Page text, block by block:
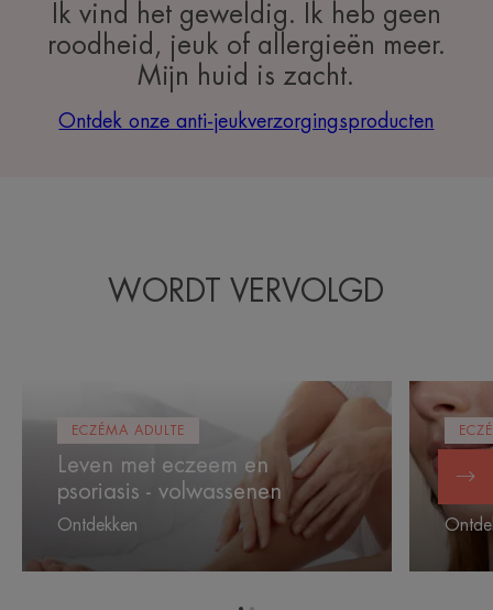
Ik vind het geweldig. Ik heb geen
roodheid, jeuk of allergieën meer.
Mijn huid is zacht.
Ontdek onze anti-jeukverzorgingsproducten
WORDT VERVOLGD
eczeem
psoriasis
ECZÉMA ADULTE
Leven met eczeem en
psoriasis - volwassenen
Ontdekken
met
eczeem
en
psoriasis